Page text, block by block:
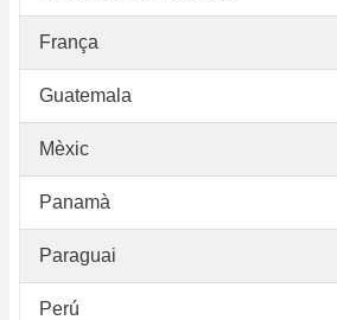
França
Guatemala
Mèxic
Panamà
Paraguai
Perú